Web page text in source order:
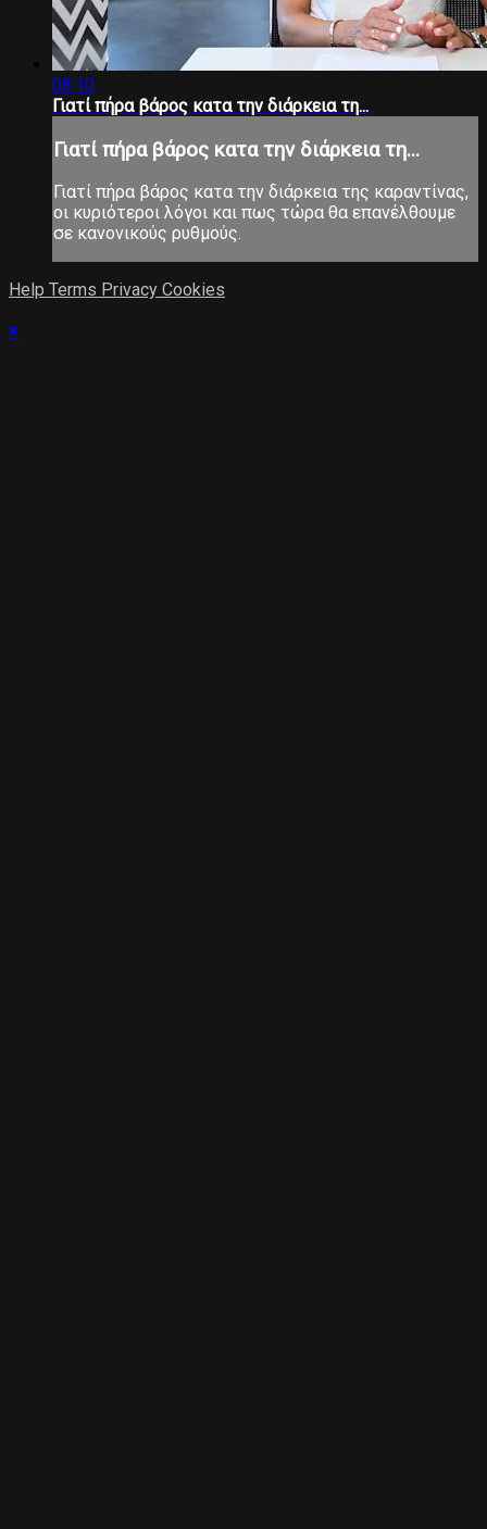
08:10
Γιατί πήρα βάρος κατα την διάρκεια τη...
Γιατί πήρα βάρος κατα την διάρκεια τη...
Γιατί πήρα βάρος κατα την διάρκεια της καραντίνας,
οι κυριότεροι λόγοι και πως τώρα θα επανέλθουμε
σε κανονικούς ρυθμούς.
Help Terms Privacy Cookies
×